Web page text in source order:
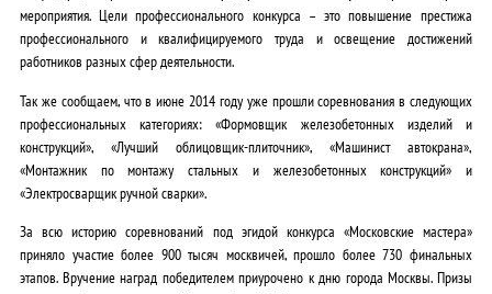
мероприятия. Цели профессионального конкурса – это повышение престижа
профессионального и квалифицируемого труда и освещение достижений
работников разных сфер деятельности.
Так же сообщаем, что в июне 2014 году уже прошли соревнования в следующих
профессиональных категориях: «Формовщик железобетонных изделий и
конструкций», «Лучший облицовщик-плиточник», «Машинист автокрана»,
«Монтажник по монтажу стальных и железобетонных конструкций» и
«Электросварщик ручной сварки».
За всю историю соревнований под эгидой конкурса «Московские мастера»
приняло участие более 900 тысяч москвичей, прошло более 730 финальных
этапов. Вручение наград победителем приурочено к дню города Москвы. Призы